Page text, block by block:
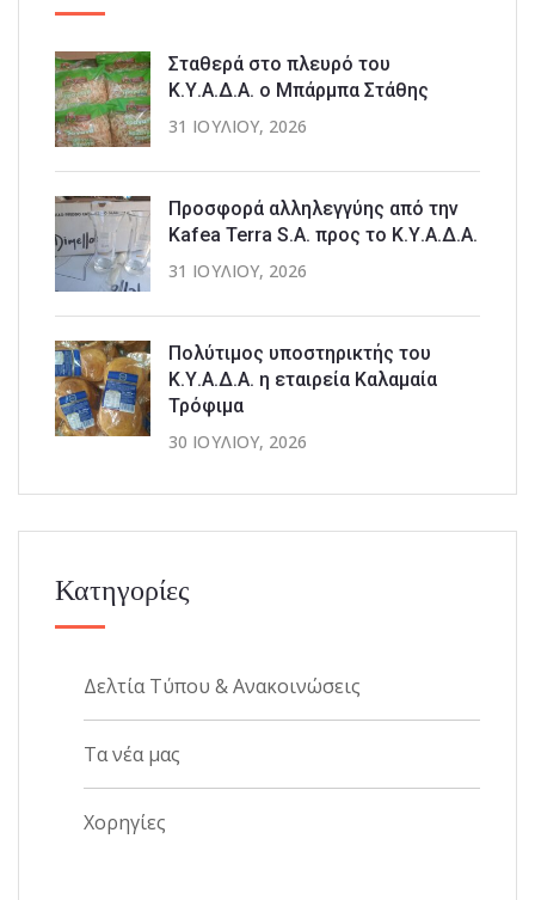
Σταθερά στο πλευρό του
Κ.Υ.Α.Δ.Α. ο Μπάρμπα Στάθης
31 ΙΟΥΛΊΟΥ, 2026
Προσφορά αλληλεγγύης από την
Kafea Terra S.A. προς το Κ.Υ.Α.Δ.Α.
31 ΙΟΥΛΊΟΥ, 2026
Πολύτιμος υποστηρικτής του
Κ.Υ.Α.Δ.Α. η εταιρεία Καλαμαία
Τρόφιμα
30 ΙΟΥΛΊΟΥ, 2026
Κατηγορίες
Δελτία Τύπου & Ανακοινώσεις
Τα νέα μας
Χορηγίες